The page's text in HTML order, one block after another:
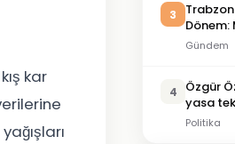
kar
3
Dönem:
Dev
Gündem
4
Özgür
yasa
aykırı”
Politika